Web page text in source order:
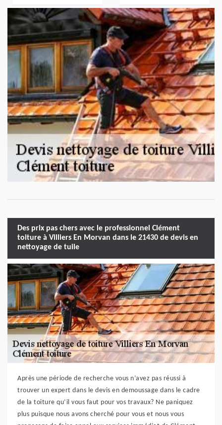
Des prix pas chers avec le professionnel Clément
toiture à Villiers En Morvan dans le 21430 de devis en
nettoyage de tuile
Après une période de recherche vous n’avez pas réussi à
trouver un expert dans le devis en demoussage dans le cadre
de la toiture qu’il vous faut pour vos travaux? Ne paniquez
plus puisque nous avons cherché pour vous et nous vous